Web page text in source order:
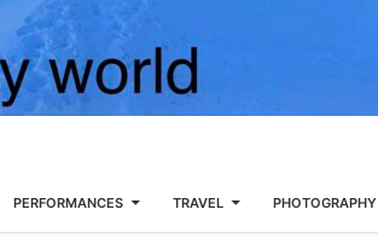
PERFORMANCES TRAVEL PHOTOGRAPHY